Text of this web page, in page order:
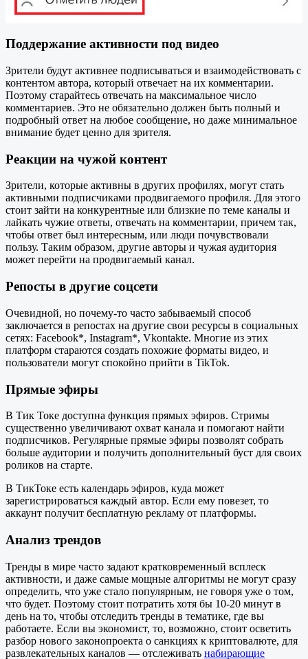
Поддержание активности под видео
Зрители будут активнее подписываться и взаимодействовать с
контентом автора, который отвечает на их комментарии.
Поэтому старайтесь отвечать на максимальное число
комментариев. Это не обязательно должен быть полный и
подробный ответ на любое сообщение, но даже минимальное
внимание будет ценно для зрителя.
Реакции на чужой контент
Зрители, которые активны в других профилях, могут стать
активными подписчиками продвигаемого профиля. Для этого
стоит зайти на конкурентные или близкие по теме каналы и
лайкать чужие ответы, отвечать на комментарии, причем так,
чтобы ответ был интересным, или люди почувствовали
пользу. Таким образом, другие авторы и чужая аудитория
может перейти на продвигаемый канал.
Репосты в другие соцсети
Очевидной, но почему-то часто забываемый способ
заключается в репостах на другие свои ресурсы в социальных
сетях: Facebook*, Instagram*, Vkontakte. Многие из этих
платформ стараются создать похожие форматы видео, и
пользователи могут спокойно прийти в TikTok.
Прямые эфиры
В Тик Токе доступна функция прямых эфиров. Стримы
существенно увеличивают охват канала и помогают найти
подписчиков. Регулярные прямые эфиры позволят собрать
больше аудитории и получить дополнительный буст для своих
роликов на старте.
В ТикТоке есть календарь эфиров, куда может
зарегистрироваться каждый автор. Если ему повезет, то
аккаунт получит бесплатную рекламу от платформы.
Анализ трендов
Тренды в мире часто задают кратковременный всплеск
активности, и даже самые мощные алгоритмы не могут сразу
определить, что уже стало популярным, не говоря уже о том,
что будет. Поэтому стоит потратить хотя бы 10-20 минут в
день на то, чтобы отследить тренды в тематике, где вы
работаете. Если вы экономист, то, возможно, стоит осветить
разбор нового законопроекта о санкциях к криптовалюте, для
развлекательных каналов — отслеживать набирающие